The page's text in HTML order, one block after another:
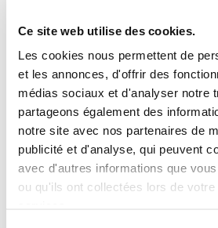
Ce site web utilise des cookies.
Les cookies nous permettent de
et les annonces, d'offrir des
médias sociaux et d'analyser notre
partageons également des
notre site avec nos partenaires de
publicité et d'analyse, qui peuvent
avec d'autres informations que
ou qu'ils ont collectées lors de
PAIEMENT SÉCURISÉ
CB, VISA, Mastercard, ALMA
Plus